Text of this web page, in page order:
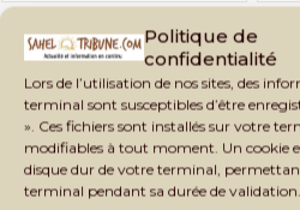
Politique de
confidentialité
Lors de l’utilisation de nos sites, des
terminal sont susceptibles d’être
». Ces fichiers sont installés sur votre
modifiables à tout moment. Un cookie
disque dur de votre terminal,
terminal pendant sa durée de validation.
CATASTROPHES CLIMATIQUES
CAUTION 10 000 DOLLARS CAUTION
CÉDÉAO CEDEAO CEI
CEMAPI CEN-SNESUP
CENTRAFRIQUE